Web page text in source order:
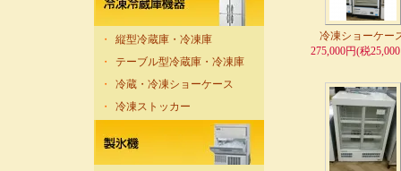
・
縦型冷蔵庫・冷凍庫
・
テーブル型冷蔵庫・冷凍庫
・
冷蔵・冷凍ショーケース
・
冷凍ストッカー
冷凍ショーケー
275,000円(税